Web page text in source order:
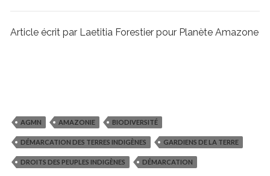
Article écrit par Laetitia Forestier pour Planète Amazone
AGMN AMAZONIE BIODIVERSITÉ
DÉMARCATION DES TERRES INDIGÈNES GARDIENS DE LA TERRE
DROITS DES PEUPLES INDIGÈNES DÉMARCATION